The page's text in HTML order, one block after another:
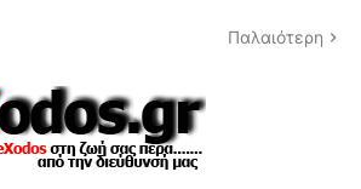
Παλαιότερη